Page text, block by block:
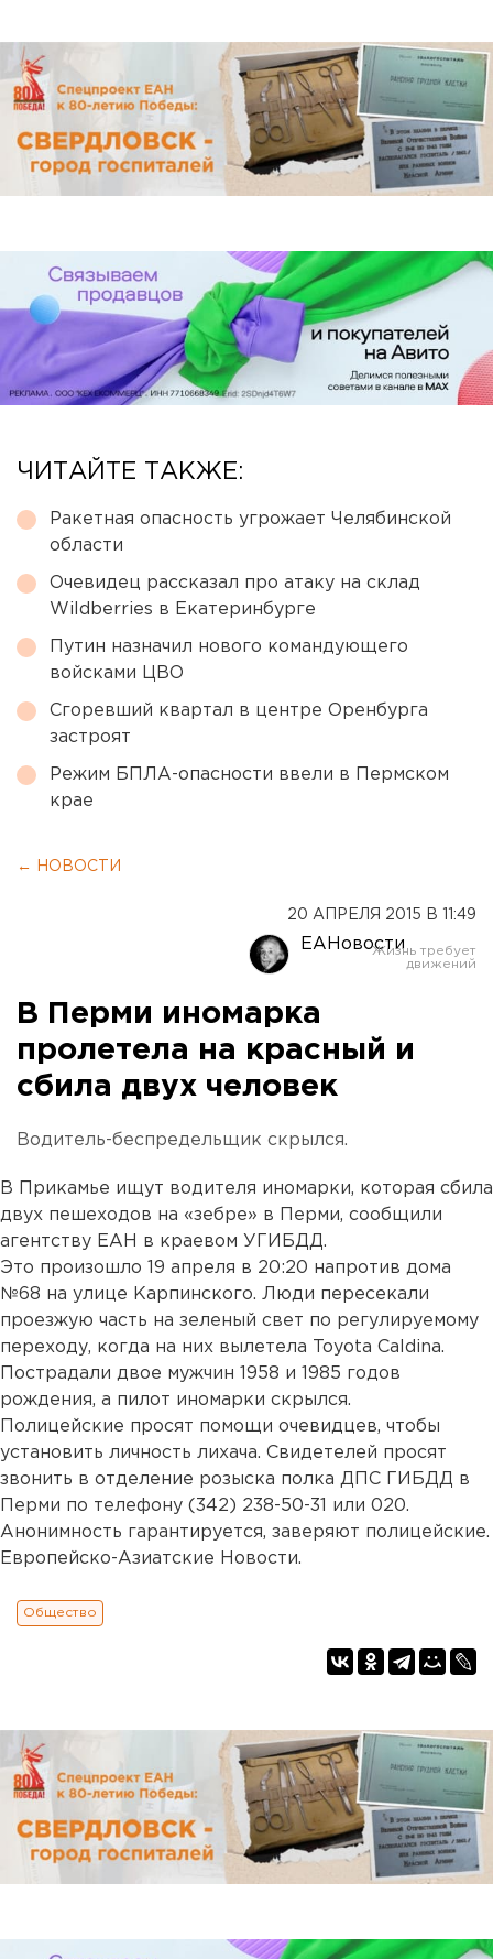
ЧИТАЙТЕ ТАКЖЕ:
Ракетная опасность угрожает Челябинской
области
Очевидец рассказал про атаку на склад
Wildberries в Екатеринбурге
Путин назначил нового командующего
войсками ЦВО
Сгоревший квартал в центре Оренбурга
застроят
Режим БПЛА-опасности ввели в Пермском
крае
← НОВОСТИ
20 АПРЕЛЯ 2015 В 11:49
ЕАНовости
В Перми иномарка
пролетела на красный и
сбила двух человек
Водитель-беспредельщик скрылся.
В Прикамье ищут водителя иномарки, которая сбила
двух пешеходов на «зебре» в Перми, сообщили
агентству ЕАН в краевом УГИБДД.
Это произошло 19 апреля в 20:20 напротив дома
№68 на улице Карпинского. Люди пересекали
проезжую часть на зеленый свет по регулируемому
переходу, когда на них вылетела Toyota Caldina.
Пострадали двое мужчин 1958 и 1985 годов
рождения, а пилот иномарки скрылся.
Полицейские просят помощи очевидцев, чтобы
установить личность лихача. Свидетелей просят
звонить в отделение розыска полка ДПС ГИБДД в
Перми по телефону (342) 238-50-31 или 020.
Анонимность гарантируется, заверяют полицейские.
Европейско-Азиатские Новости.
Общество